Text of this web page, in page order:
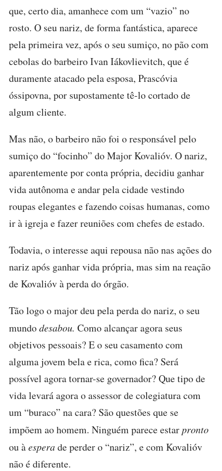
que, certo dia, amanhece com um “vazio” no
rosto. O seu nariz, de forma fantástica, aparece
pela primeira vez, após o seu sumiço, no pão com
cebolas do barbeiro Ivan Iákovlievitch, que é
duramente atacado pela esposa, Prascóvia
óssipovna, por supostamente tê-lo cortado de
algum cliente.
Mas não, o barbeiro não foi o responsável pelo
sumiço do “focinho” do Major Kovalióv. O nariz,
aparentemente por conta própria, decidiu ganhar
vida autônoma e andar pela cidade vestindo
roupas elegantes e fazendo coisas humanas, como
ir à igreja e fazer reuniões com chefes de estado.
Todavia, o interesse aqui repousa não nas ações do
nariz após ganhar vida própria, mas sim na reação
de Kovalióv à perda do órgão.
Tão logo o major deu pela perda do nariz, o seu
mundodesabou. Como alcançar agora seus
objetivos pessoais? E o seu casamento com
alguma jovem bela e rica, como fica? Será
possível agora tornar-se governador? Que tipo de
vida levará agora o assessor de colegiatura com
um “buraco” na cara? São questões que se
impõem ao homem. Ninguém parece estarpronto
ou àesperade perder o “nariz”, e com Kovalióv
não é diferente.